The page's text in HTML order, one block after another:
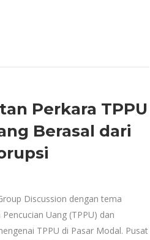
Perkara TPPU
Berasal dari
Discussion dengan tema
Uang (TPPU) dan
TPPU di Pasar Modal. Pusat